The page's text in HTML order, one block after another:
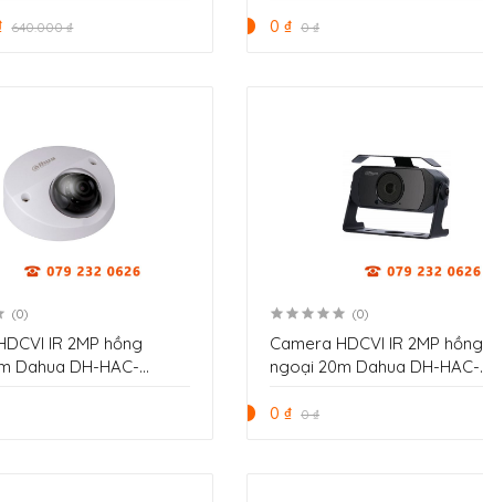
640.000 ₫
0 ₫ 0 ₫
(0)
IR 2MP hồng
Dahua DH-HAC-
(0)
Camera HDCVI IR 2MP hồng
ngoại 20m Dahua DH-HAC-
0 ₫ 0 ₫